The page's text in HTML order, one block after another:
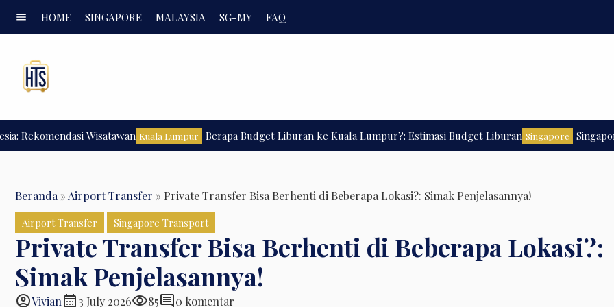
menu HOME SINGAPORE MALAYSIA SG-MY FAQ
Wisatawan Kuala Lumpur Berapa Budget Liburan ke Kuala Lumpur?: Estimasi Budget Liburan Singapore Singapore
Beranda »Airport Transfer » Private Transfer Bisa Berhenti di Beberapa Lokasi?: Simak Penjelasannya!
Airport Transfer Singapore Transport
Private Transfer Bisa Berhenti di Beberapa Lokasi?:
Simak Penjelasannya!
account_circleViviancalendar_month3 July 2026visibility85comment0 komentar